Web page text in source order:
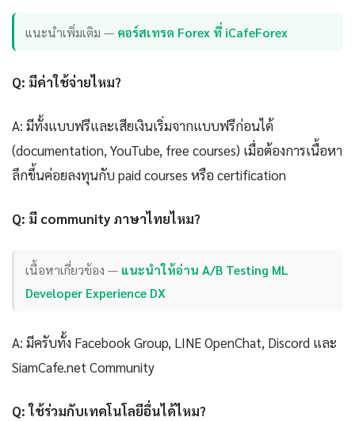
แนะนำเพิ่มเติม — คอร์สเทรด Forex ที่ iCafeForex
Q: มีค่าใช้จ่ายไหม?
A: มีทั้งแบบฟรีและเสียเงินเริ่มจากแบบฟรีก่อนได้
(documentation, YouTube, free courses) เมื่อต้องการเนื้อหา
ลึกขึ้นค่อยลงทุนกับ paid courses หรือ certification
Q: มี community ภาษาไทยไหม?
เนื้อหาเกี่ยวข้อง — แนะนำให้อ่าน A/B Testing ML
Developer Experience DX
A: มีครับทั้ง Facebook Group, LINE OpenChat, Discord และ
SiamCafe.net Community
Q: ใช้ร่วมกับเทคโนโลยีอื่นได้ไหม?